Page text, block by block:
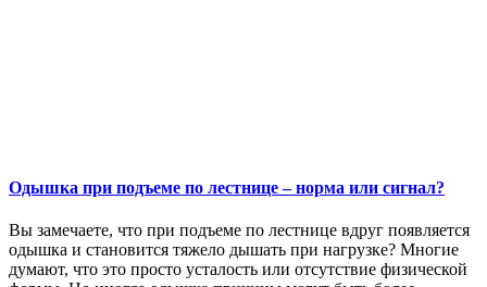
Одышка при подъеме по лестнице – норма или сигнал?
Вы замечаете, что при подъеме по лестнице вдруг появляется
одышка и становится тяжело дышать при нагрузке? Многие
думают, что это просто усталость или отсутствие физической